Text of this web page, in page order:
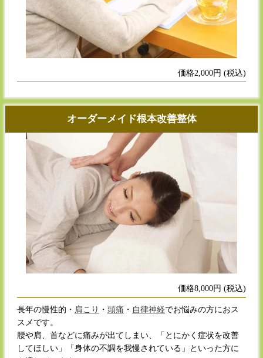
価格2,000円 (税込)
オーダーメイド根本改善整体
価格8,000円 (税込)
長年の慢性的・ 肩こり ・ 頭痛 ・ 自律神経でお悩みの方におス
スメです。
腰や肩、首などに痛みが出てしまい、「とにかく症状を改善
してほしい」「身体の不調を我慢されている」といった方に